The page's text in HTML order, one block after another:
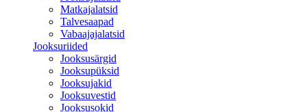
Matkajalatsid
Talvesaapad
Vabaajajalatsid
Jooksuriided
Jooksusärgid
Jooksupüksid
Jooksujakid
Jooksuvestid
Jooksusokid